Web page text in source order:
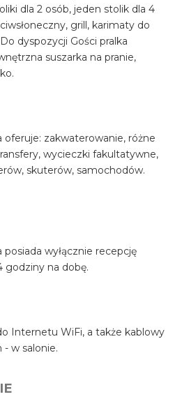
dla 2 osób, jeden stolik dla 4
grill, karimaty do
dyspozycji Gości pralka
suszarka na pranie,
oferuje: zakwaterowanie, różne
wycieczki fakultatywne,
skuterów, samochodów.
posiada wyłącznie recepcję
godziny na dobę.
Internetu WiFi, a także kablowy
w salonie.